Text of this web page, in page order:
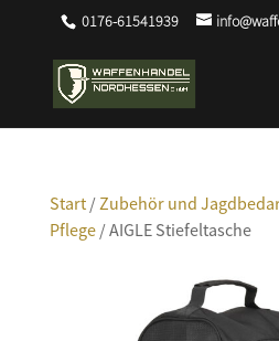
0176-61541939
Start/Zubehör und
Pflege/ AIGLE Stiefeltasche